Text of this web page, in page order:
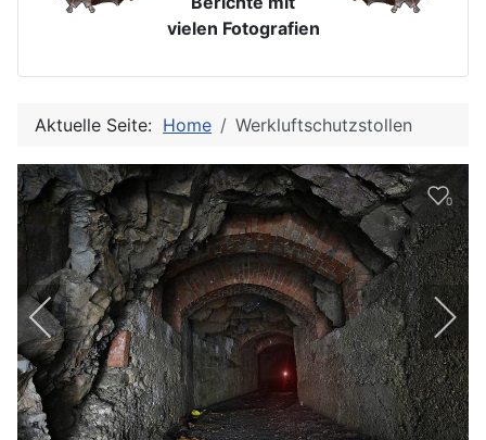
vielen Fotografien
Aktuelle Seite: Home Werkluftschutzstollen
0